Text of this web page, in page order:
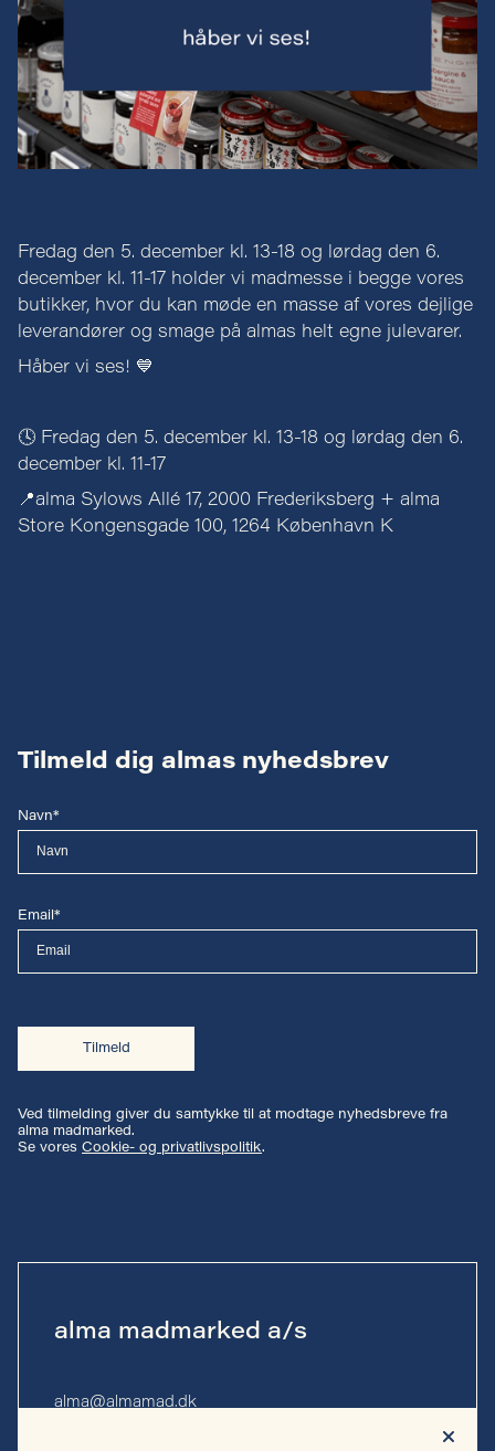
Fredag den 5. december kl. 13-18 og lørdag den 6.
december kl. 11-17 holder vi madmesse i begge vores
butikker, hvor du kan møde en masse af vores dejlige
leverandører og smage på almas helt egne julevarer.
Håber vi ses! 💙
🕓 Fredag den 5. december kl. 13-18 og lørdag den 6.
december kl. 11-17
📍alma Sylows Allé 17, 2000 Frederiksberg + alma
Store Kongensgade 100, 1264 København K
Tilmeld dig almas nyhedsbrev
Navn*
Email*
Tilmeld
Ved tilmelding giver du samtykke til at modtage nyhedsbreve fra
alma madmarked.
Se vores Cookie- og privatlivspolitik.
alma madmarked a/s
alma@almamad.dk